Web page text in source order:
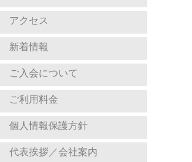
アクセス
新着情報
ご入会について
ご利用料金
個人情報保護方針
代表挨拶／会社案内